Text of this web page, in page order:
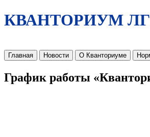
КВАНТОРИУМ
Главная Новости О Кванториуме
График работы